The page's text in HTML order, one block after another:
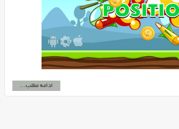
ادامه مطلب...